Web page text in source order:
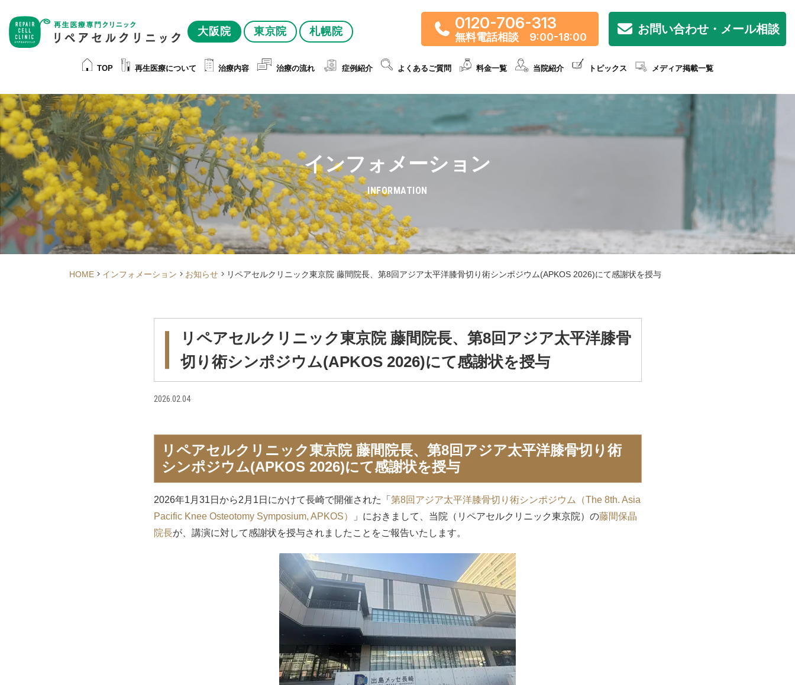
大阪院 東京院 札幌院 0120-706-313
無料電話相談 9:00-18:00
お問い合わせ・メール相談
TOP 再生医療について 治療内容 治療の流れ 症例紹介 よくあるご質問 料金一覧 当院紹介 トピックス メディア掲載一覧
インフォメーション
INFORMATION
HOME インフォメーション お知らせ リペアセルクリニック東京院 藤間院長、第8回アジア太平洋膝骨切り術シンポジウム(APKOS 2026)にて感謝状を授与
リペアセルクリニック東京院 藤間院長、第8回アジア太平洋膝骨
切り術シンポジウム(APKOS 2026)にて感謝状を授与
2026.02.04
リペアセルクリニック東京院 藤間院長、第8回アジア太平洋膝骨切り術
シンポジウム(APKOS 2026)にて感謝状を授与
2026年1月31日から2月1日にかけて長崎で開催された「 第8回アジア太平洋膝骨切り術シンポジウム（The 8th. Asia
Pacific Knee Osteotomy Symposium, APKOS）
」におきまして、当院（リペアセルクリニック東京院）の藤間保晶
院長が、講演に対して感謝状を授与されましたことをご報告いたします。